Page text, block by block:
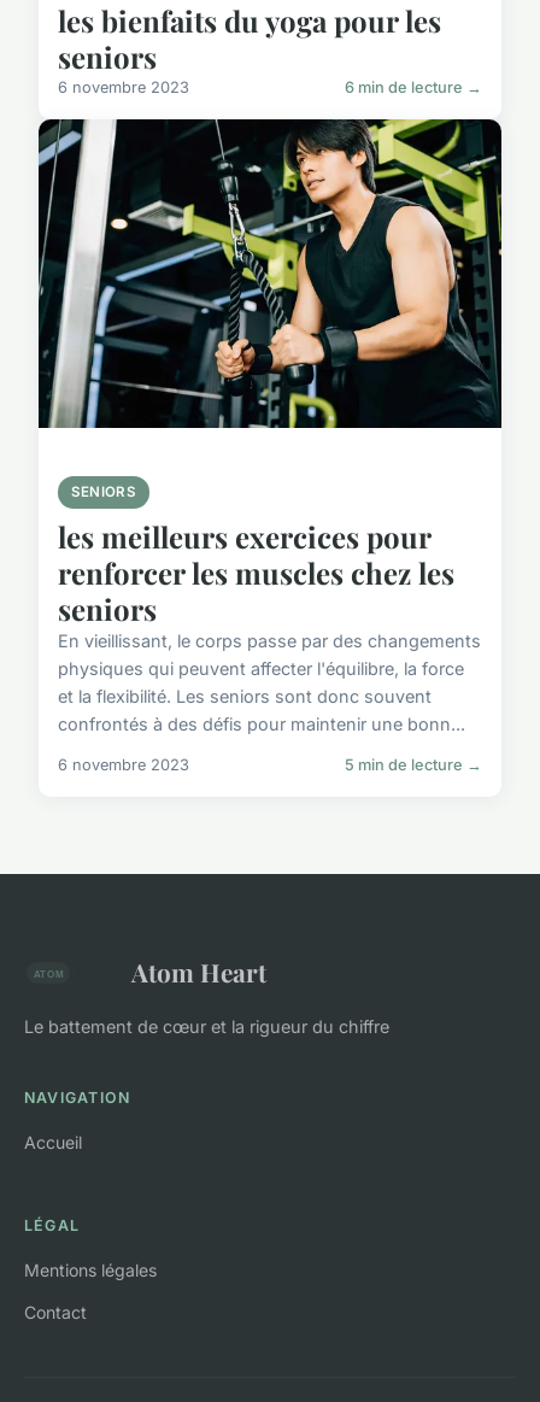
les bienfaits du yoga pour les
seniors
6 novembre 2023 6 min de lecture →
SENIORS
les meilleurs exercices pour
renforcer les muscles chez les
seniors
En vieillissant, le corps passe par des changements
physiques qui peuvent affecter l'équilibre, la force
et la flexibilité. Les seniors sont donc souvent
confrontés à des défis pour maintenir une bonn...
6 novembre 2023 5 min de lecture →
Atom Heart
Le battement de cœur et la rigueur du chiffre
NAVIGATION
Accueil
LÉGAL
Mentions légales
Contact